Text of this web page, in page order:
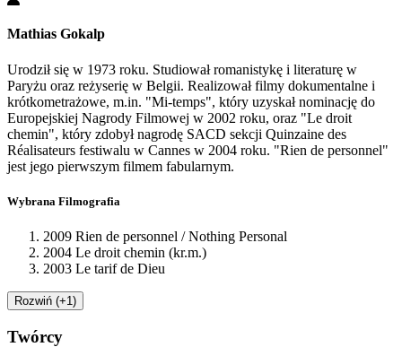
Mathias Gokalp
Urodził się w 1973 roku. Studiował romanistykę i literaturę w
Paryżu oraz reżyserię w Belgii. Realizował filmy dokumentalne i
krótkometrażowe, m.in. "Mi-temps", który uzyskał nominację do
Europejskiej Nagrody Filmowej w 2002 roku, oraz "Le droit
chemin", który zdobył nagrodę SACD sekcji Quinzaine des
Réalisateurs festiwalu w Cannes w 2004 roku. "Rien de personnel"
jest jego pierwszym filmem fabularnym.
Wybrana Filmografia
2009 Rien de personnel / Nothing Personal
2004 Le droit chemin (kr.m.)
2003 Le tarif de Dieu
Rozwiń (+1)
Twórcy